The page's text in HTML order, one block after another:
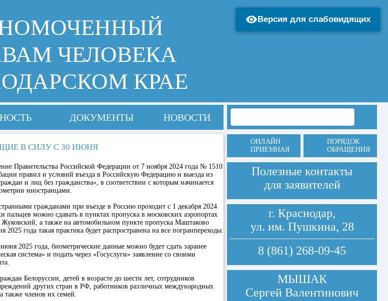
ЧЕЛОВЕКА
КРАЕ
ДОКУМЕНТЫ НОВОСТИ
В СИЛУ С 30 ИЮНЯ
Правительства Российской Федерации от 7 ноября 2024 года № 1510
правил и условий въезда в Российскую Федерацию и выезда из
и лиц без гражданства», в соответствии с которым начинается
иностранцами.
гражданами при въезде в Россию проходит с 1 декабря 2024
пальцев можно сдавать в пунктах пропуска в московских аэропортах
а также на автомобильном пункте пропуска Маштаково
года такая практика будет распространена на все погранпереходы.
2025 года, биометрические данные можно будет сдать заранее
система» и подать через «Госуслуги» заявление со своими
Белоруссии, детей в возрасте до шести лет, сотрудников
других стран в РФ, работников различных международных
также членов их семей.
ОНЛАЙН
ПРИЕМНАЯ
ПОРЯДОК
ОБРАЩЕНИЯ
Полезные контакты
для заявителей
г. Краснодар,
ул. им. Пушкина, 28
8 (861) 268-09-45
МЫШАК
Сергей Валентинович
Версия для слабовидящих